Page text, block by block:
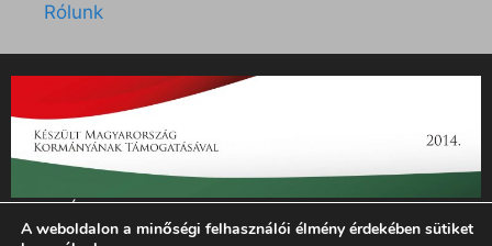
Rólunk
„Az Új Ember katolikus hetilap 2014. évi működésének
támogatását az EGYH-KCP-14-P-0121 sz. támogatási
A weboldalon a minőségi felhasználói élmény érdekében sütiket